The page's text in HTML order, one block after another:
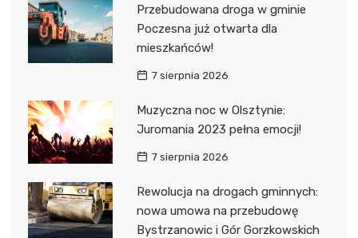
Przebudowana droga w gminie
Poczesna już otwarta dla
mieszkańców!
7 sierpnia 2026
Muzyczna noc w Olsztynie:
Juromania 2023 pełna emocji!
7 sierpnia 2026
Rewolucja na drogach gminnych:
nowa umowa na przebudowę
Bystrzanowic i Gór Gorzkowskich